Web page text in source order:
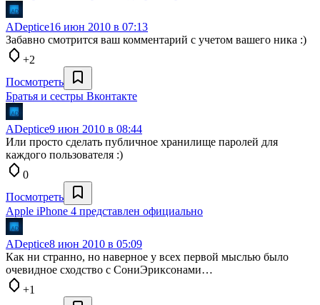
ADeptice16 июн 2010 в 07:13
Забавно смотрится ваш комментарий с учетом вашего ника :)
+2
Посмотреть
Братья и сестры Вконтакте
ADeptice9 июн 2010 в 08:44
Или просто сделать публичное хранилище паролей для
каждого пользователя :)
0
Посмотреть
Apple iPhone 4 представлен официально
ADeptice8 июн 2010 в 05:09
Как ни странно, но наверное у всех первой мыслью было
очевидное сходство с СониЭриксонами…
+1